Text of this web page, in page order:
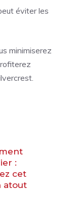
éviter les
minimiserez
:
cet
atout